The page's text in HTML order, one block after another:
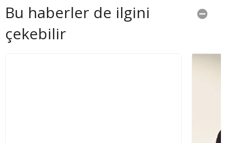
Bu haberler de ilgini
çekebilir